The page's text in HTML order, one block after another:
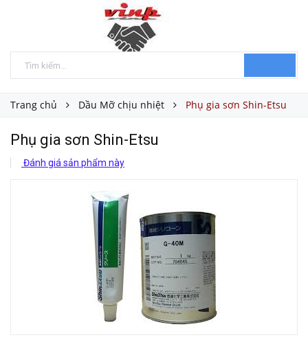
Trang chủ Dầu Mỡ chịu nhiệt Phụ gia sơn Shin-Etsu
Phụ gia sơn Shin-Etsu
Đánh giá sản phẩm này